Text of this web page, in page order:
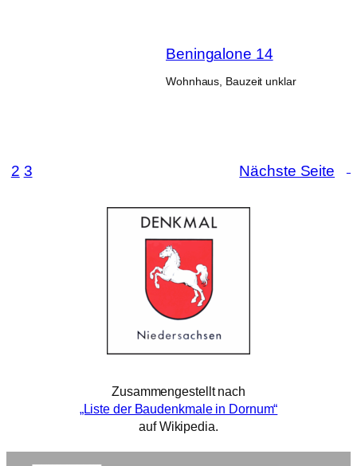
Beningalone 14
Wohnhaus, Bauzeit unklar
2 3 Nächste Seite
Zusammengestellt nach
„Liste der Baudenkmale in Dornum“
auf Wikipedia.